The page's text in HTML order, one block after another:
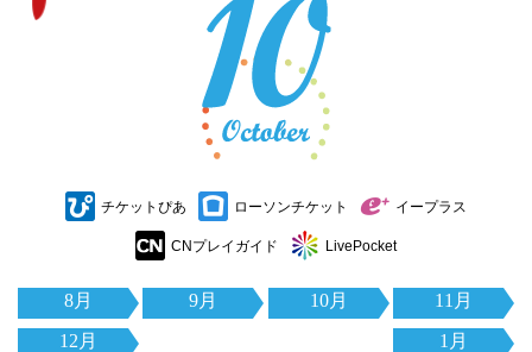
チケットぴあ ローソンチケット イープラス
CNプレイガイド LivePocket
8月 9月 10月
11月
12月
1月